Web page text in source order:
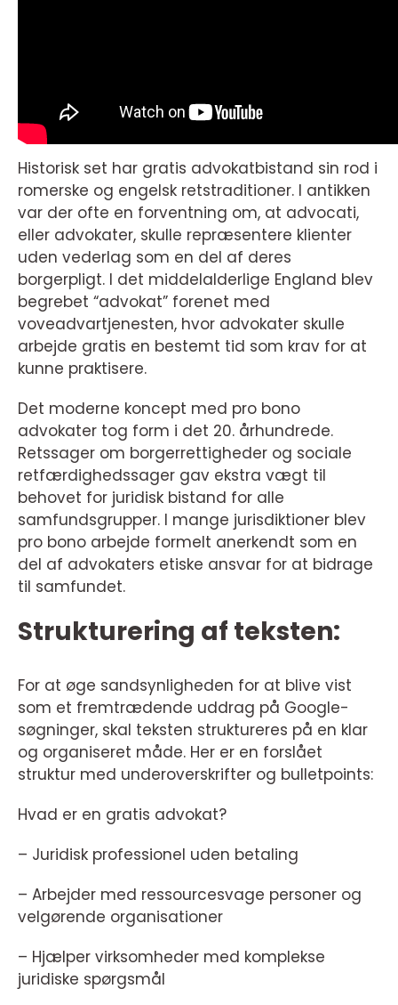
Historisk set har gratis advokatbistand sin rod i
romerske og engelsk retstraditioner. I antikken
var der ofte en forventning om, at advocati,
eller advokater, skulle repræsentere klienter
uden vederlag som en del af deres
borgerpligt. I det middelalderlige England blev
begrebet “advokat” forenet med
voveadvartjenesten, hvor advokater skulle
arbejde gratis en bestemt tid som krav for at
kunne praktisere.
Det moderne koncept med pro bono
advokater tog form i det 20. århundrede.
Retssager om borgerrettigheder og sociale
retfærdighedssager gav ekstra vægt til
behovet for juridisk bistand for alle
samfundsgrupper. I mange jurisdiktioner blev
pro bono arbejde formelt anerkendt som en
del af advokaters etiske ansvar for at bidrage
til samfundet.
Strukturering af teksten:
For at øge sandsynligheden for at blive vist
som et fremtrædende uddrag på Google-
søgninger, skal teksten struktureres på en klar
og organiseret måde. Her er en forslået
struktur med underoverskrifter og bulletpoints:
Hvad er en gratis advokat?
– Juridisk professionel uden betaling
– Arbejder med ressourcesvage personer og
velgørende organisationer
– Hjælper virksomheder med komplekse
juridiske spørgsmål